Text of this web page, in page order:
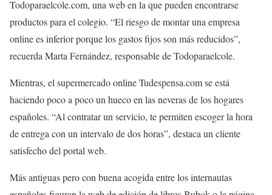
Todoparaelcole.com, una web en la que pueden encontrarse
productos para el colegio. “El riesgo de montar una empresa
online es inferior porque los gastos fijos son más reducidos”,
recuerda Marta Fernández, responsable de Todoparaelcole.
Mientras, el supermercado online Tudespensa.com se está
haciendo poco a poco un hueco en las neveras de los hogares
españoles. “Al contratar un servicio, te permiten escoger la hora
de entrega con un intervalo de dos horas”, destaca un cliente
satisfecho del portal web.
Más antiguas pero con buena acogida entre los internautas